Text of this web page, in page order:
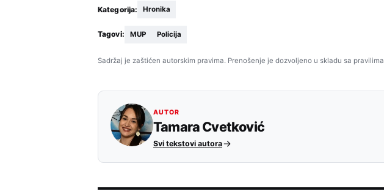
Kategorija: Hronika
Tagovi: MUP Policija
Sadržaj je zaštićen autorskim pravima. Prenošenje je dozvoljeno u skladu sa
AUTOR
Tamara Cvetković
Svi tekstovi autora